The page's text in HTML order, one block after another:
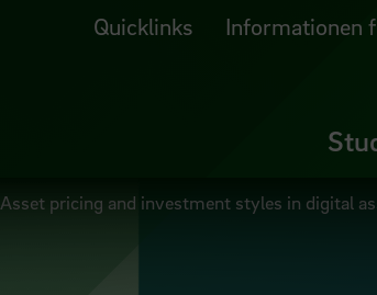
Quicklinks Informationen
Asset pricing and investment styles in digital